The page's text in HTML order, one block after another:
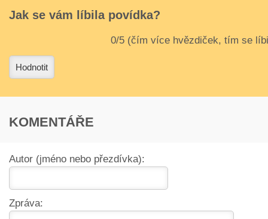
Jak se vám líbila povídka?
Hodnotit
KOMENTÁŘE
Autor (jméno nebo přezdívka):
Zpráva: